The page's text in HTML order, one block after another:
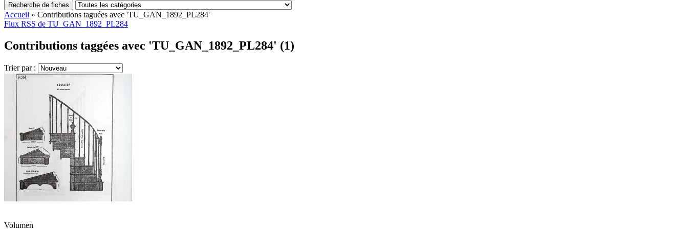
Recherche de fiches
Accueil » Contributions taguées avec 'TU_GAN_1892_PL284'
Flux RSS de TU_GAN_1892_PL284
Contributions taggées avec 'TU_GAN_1892_PL284' (1)
Trier par :
Volumen